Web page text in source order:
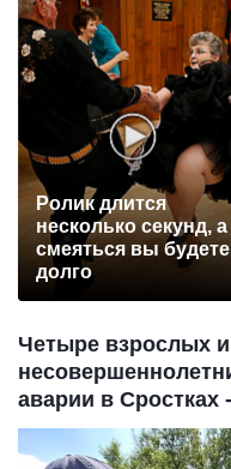
Ролик длится
несколько секунд, а
смеяться вы будете
долго
Четыре взрослых
аварии в Сростках